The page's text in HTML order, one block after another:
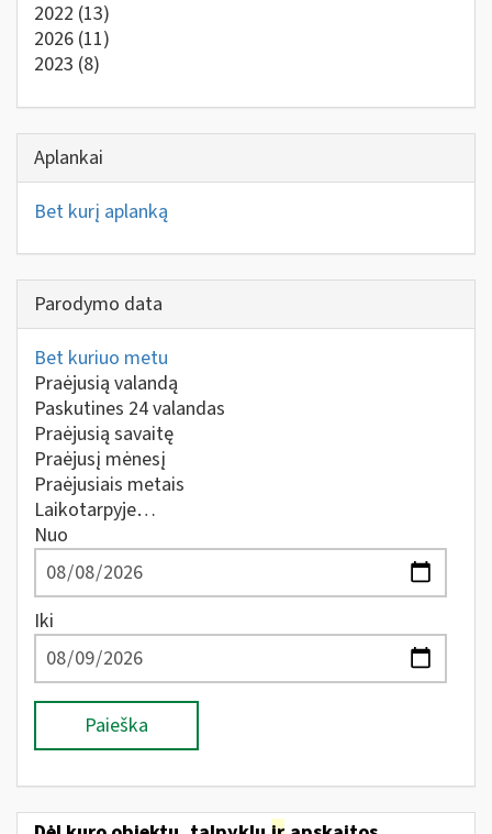
2022 (13)
2026 (11)
2023 (8)
Aplankai
Bet kurį aplanką
Parodymo data
Bet kuriuo metu
Praėjusią valandą
Paskutines 24 valandas
Praėjusią savaitę
Praėjusį mėnesį
Praėjusiais metais
Laikotarpyje…
Nuo
Iki
Paieška